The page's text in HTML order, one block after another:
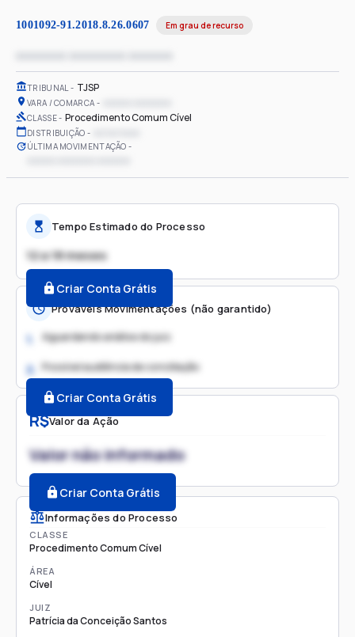
1001092-91.2018.8.26.0607 Em grau de recurso
TRIBUNAL TJSP
VARA / COMARCA
CLASSE Procedimento Comum Cível
DISTRIBUIÇÃO
ÚLTIMA MOVIMENTAÇÃO
R$Valor da Ação
Valor não informado
Criar Conta Grátis
Informações do Processo
CLASSE
Procedimento Comum Cível
ÁREA
Cível
JUIZ
Patrícia da Conceição Santos
Tempo Estimado do Processo
12 a 18 meses
Criar Conta Grátis
Prováveis Movimentações (não garantido)
1. Aguardando análise do juiz
2. Possível audiência de conciliação
Criar Conta Grátis